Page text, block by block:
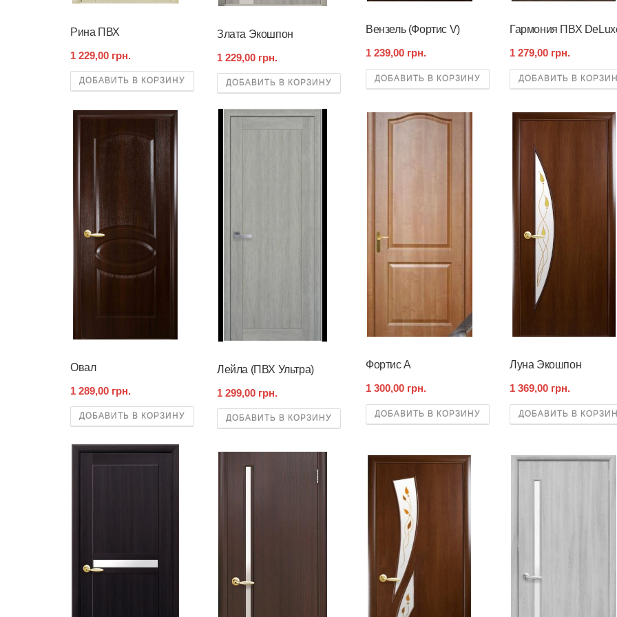
Рина ПВХ
1 229,00 грн.
ДОБАВИТЬ В КОРЗИНУ
Злата Экошпон
1 229,00 грн.
ДОБАВИТЬ В КОРЗИНУ
Вензель (Фортис V)
1 239,00 грн.
ДОБАВИТЬ В КОРЗИНУ
Гармония ПВХ
1 279,00 грн.
ДОБАВИТЬ В
Овал
1 289,00 грн.
ДОБАВИТЬ В КОРЗИНУ
Лейла (ПВХ Ультра)
1 299,00 грн.
ДОБАВИТЬ В КОРЗИНУ
Фортис А
1 300,00 грн.
ДОБАВИТЬ В КОРЗИНУ
Луна Экошпон
1 369,00 грн.
ДОБАВИТЬ В